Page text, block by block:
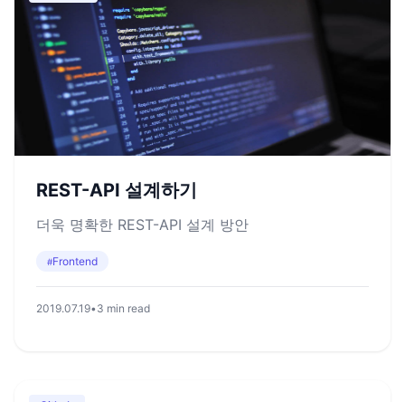
REST-API 설계하기
더욱 명확한 REST-API 설계 방안
#Frontend
2019.07.19•3 min read